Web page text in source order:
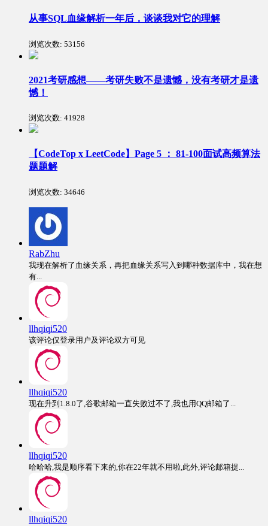
从事SQL血缘解析一年后，谈谈我对它的理解
浏览次数: 53156
2021考研感想——考研失败不是遗憾，没有考研才是遗
憾！
浏览次数: 41928
【CodeTop x LeetCode】Page 5 ： 81-100面试高频算法
题题解
浏览次数: 34646
RabZhu
我现在解析了血缘关系，再把血缘关系写入到哪种数据库中，我在想
有...
llhqiqi520
该评论仅登录用户及评论双方可见
llhqiqi520
现在升到1.8.0了,谷歌邮箱一直失败过不了,我也用QQ邮箱了...
llhqiqi520
哈哈哈,我是顺序看下来的,你在22年就不用啦,此外,评论邮箱提...
llhqiqi520